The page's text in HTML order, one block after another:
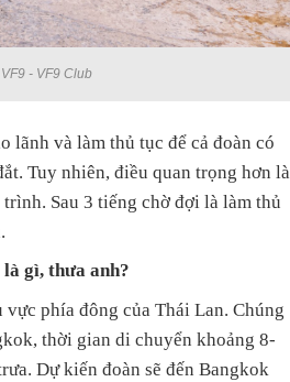
- VF9 Club
lãnh và làm thủ tục để cả đoàn có
Tuy nhiên, điều quan trọng hơn là
Sau 3 tiếng chờ đợi là làm thủ
gì, thưa anh?
phía đông của Thái Lan. Chúng
thời gian di chuyển khoảng 8-
Dự kiến đoàn sẽ đến Bangkok